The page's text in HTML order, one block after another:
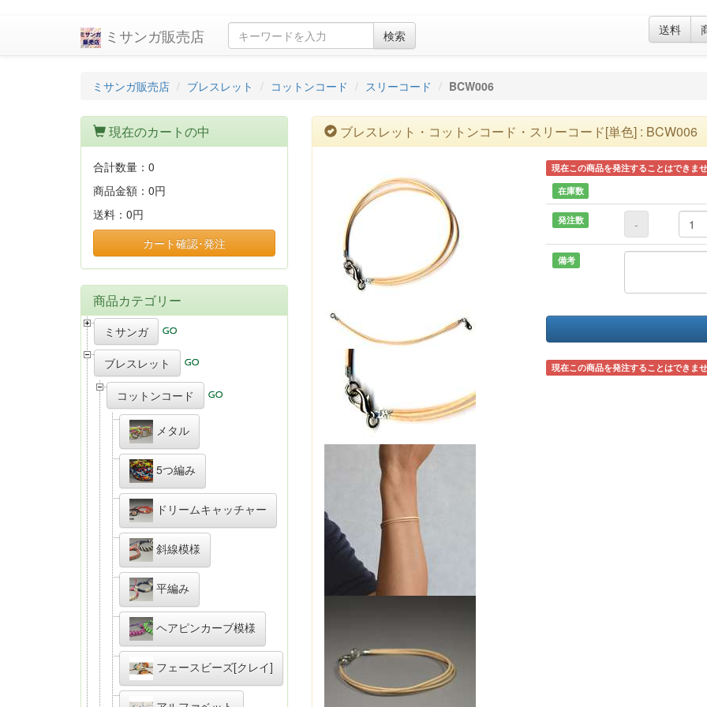
ミサンガ販売店 検索 送料
ミサンガ販売店 ブレスレット コットンコード スリーコード BCW006
ブレスレット・コットンコード・スリーコード[単色] : BCW006
現在この商品を発注することはできま
在庫数
発注数 -
備考
現在この商品を発注することはできま
現在のカートの中
合計数量： 0
商品金額： 0円
送料： 0円
カート確認･発注
商品カテゴリー
ミサンガ
ブレスレット
コットンコード
メタル
5つ編み
ドリームキャッチャー
斜線模様
平編み
ヘアピンカーブ模様
フェースビーズ[クレイ]